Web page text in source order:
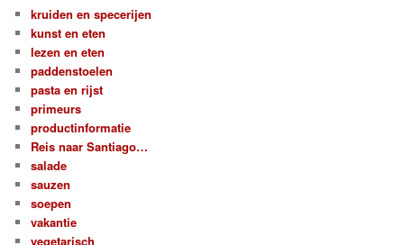
kruiden en specerijen
kunst en eten
lezen en eten
paddenstoelen
pasta en rijst
primeurs
productinformatie
Reis naar Santiago…
salade
sauzen
soepen
vakantie
vegetarisch